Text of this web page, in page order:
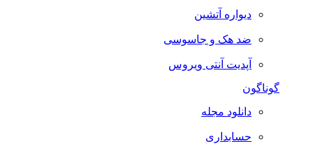
دیواره آتشین
ضد هک و جاسوسی
آپدیت آنتی ویروس
گوناگون
دانلود مجله
حسابداری